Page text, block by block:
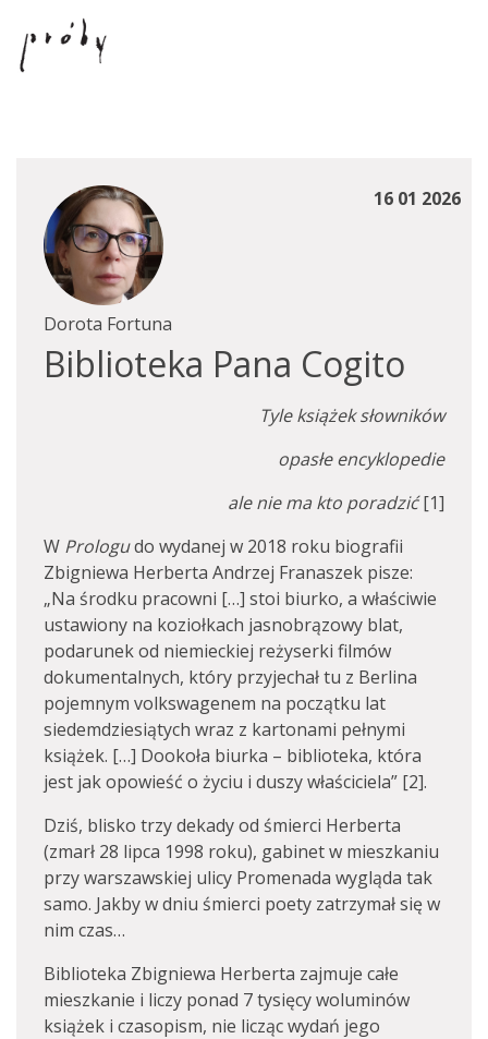
16 01 2026
Dorota Fortuna
Biblioteka Pana Cogito
Tyle książek słowników
opasłe encyklopedie
ale nie ma kto poradzić[1]
W Prologudo wydanej w 2018 roku biografii
Zbigniewa Herberta Andrzej Franaszek pisze:
„Na środku pracowni […] stoi biurko, a właściwie
ustawiony na koziołkach jasnobrązowy blat,
podarunek od niemieckiej reżyserki filmów
dokumentalnych, który przyjechał tu z Berlina
pojemnym volkswagenem na początku lat
siedemdziesiątych wraz z kartonami pełnymi
książek. […] Dookoła biurka – biblioteka, która
jest jak opowieść o życiu i duszy właściciela” [2].
Dziś, blisko trzy dekady od śmierci Herberta
(zmarł 28 lipca 1998 roku), gabinet w mieszkaniu
przy warszawskiej ulicy Promenada wygląda tak
samo. Jakby w dniu śmierci poety zatrzymał się w
nim czas…
Biblioteka Zbigniewa Herberta zajmuje całe
mieszkanie i liczy ponad 7 tysięcy woluminów
książek i czasopism, nie licząc wydań jego